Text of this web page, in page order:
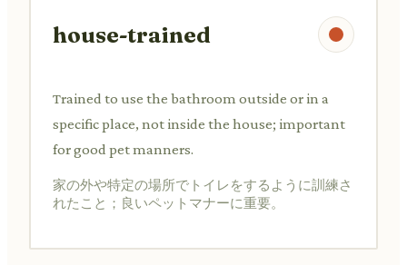
house-trained
Trained to use the bathroom outside or in a
specific place, not inside the house; important
for good pet manners.
家の外や特定の場所でトイレをするように訓練さ
れたこと；良いペットマナーに重要。